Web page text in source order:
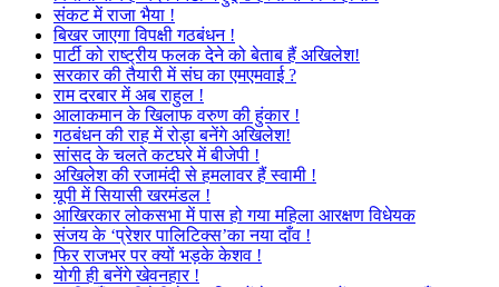
संकट में राजा भैया !
बिखर जाएगा विपक्षी गठबंधन !
पार्टी को राष्ट्रीय फलक देने को बेताब हैं अखिलेश!
सरकार की तैयारी में संघ का एमएमवाई ?
राम दरबार में अब राहुल !
आलाकमान के खिलाफ वरुण की हुंकार !
गठबंधन की राह में रोड़ा बनेंगे अखिलेश!
सांसद के चलते कटघरे में बीजेपी !
अखिलेश की रजामंदी से हमलावर हैं स्वामी !
यूपी में सियासी खरमंडल !
आखिरकार लोकसभा में पास हो गया महिला आरक्षण विधेयक
संजय के ‘प्रेशर पालिटिक्स’का नया दाँव !
फिर राजभर पर क्यों भड़के केशव !
योगी ही बनेंगे खेवनहार !